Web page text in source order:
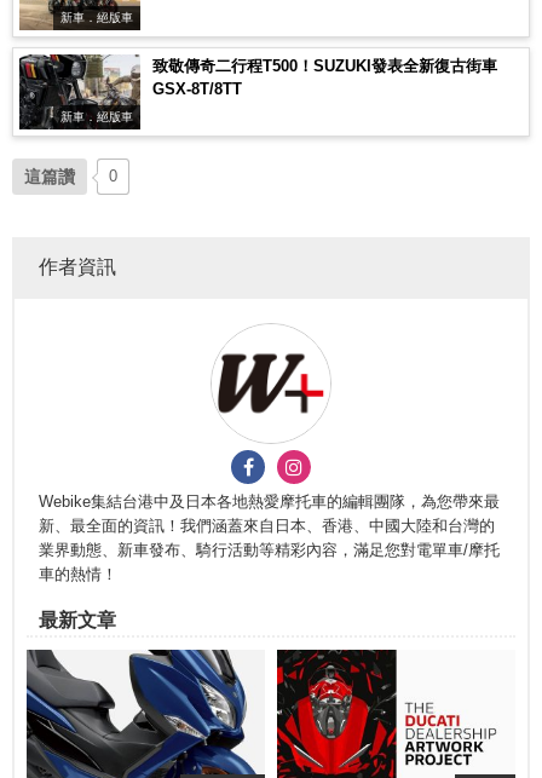
新車．絕版車
新車．絕版車
致敬傳奇二行程T500！SUZUKI發表全新復古街車
GSX-8T/8TT
這篇讚 0
作者資訊
Webike集結台港中及日本各地熱愛摩托車的編輯團隊，為您帶來最
新、最全面的資訊！我們涵蓋來自日本、香港、中國大陸和台灣的
業界動態、新車發布、騎行活動等精彩內容，滿足您對電單車/摩托
車的熱情！
最新文章